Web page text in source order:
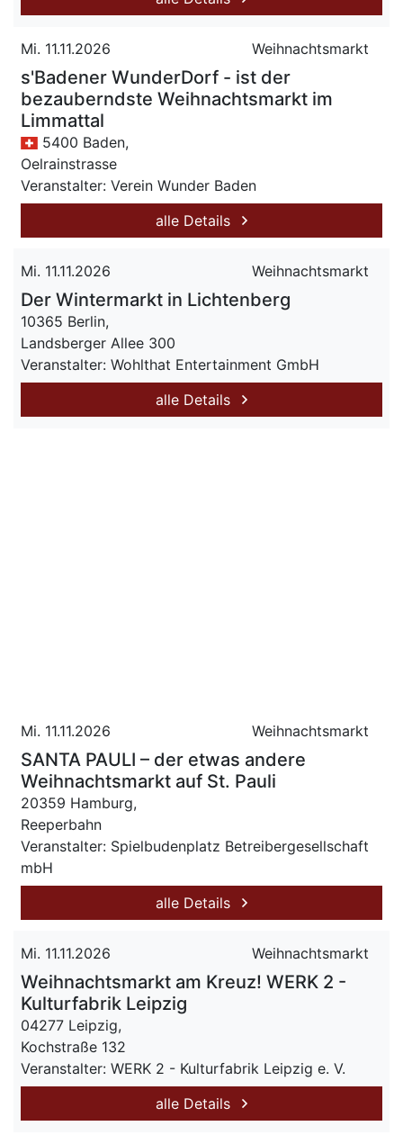
Mi. 11.11.2026 Weihnachtsmarkt
s'Badener WunderDorf - ist der
bezauberndste Weihnachtsmarkt im
Limmattal
5400 Baden,
Oelrainstrasse
Veranstalter: Verein Wunder Baden
alle Details
Mi. 11.11.2026 Weihnachtsmarkt
Der Wintermarkt in Lichtenberg
10365 Berlin,
Landsberger Allee 300
Veranstalter: Wohlthat Entertainment GmbH
alle Details
Mi. 11.11.2026 Weihnachtsmarkt
SANTA PAULI – der etwas andere
Weihnachtsmarkt auf St. Pauli
20359 Hamburg,
Reeperbahn
Veranstalter: Spielbudenplatz Betreibergesellschaft
mbH
alle Details
Mi. 11.11.2026 Weihnachtsmarkt
Weihnachtsmarkt am Kreuz! WERK 2 -
Kulturfabrik Leipzig
04277 Leipzig,
Kochstraße 132
Veranstalter: WERK 2 - Kulturfabrik Leipzig e. V.
alle Details